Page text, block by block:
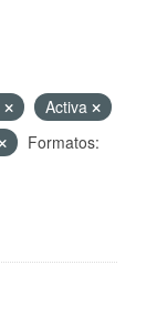
Activa
Formatos: